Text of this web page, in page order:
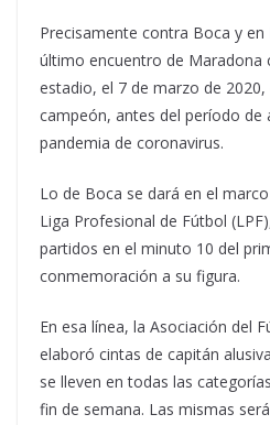
Precisamente contra Boca y
último encuentro de Maradona
estadio, el 7 de marzo de
campeón, antes del período de
pandemia de coronavirus.
Lo de Boca se dará en el
Liga Profesional de Fútbol
partidos en el minuto 10 del
conmemoración a su figura.
En esa línea, la Asociación del
elaboró cintas de capitán
se lleven en todas las
fin de semana. Las mismas